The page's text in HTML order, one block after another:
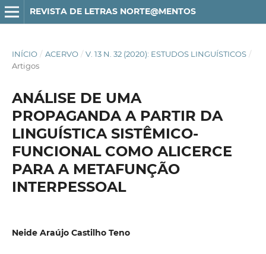
REVISTA DE LETRAS NORTE@MENTOS
INÍCIO / ACERVO / V. 13 N. 32 (2020): ESTUDOS LINGUÍSTICOS /
Artigos
ANÁLISE DE UMA
PROPAGANDA A PARTIR DA
LINGUÍSTICA SISTÊMICO-
FUNCIONAL COMO ALICERCE
PARA A METAFUNÇÃO
INTERPESSOAL
Neide Araújo Castilho Teno